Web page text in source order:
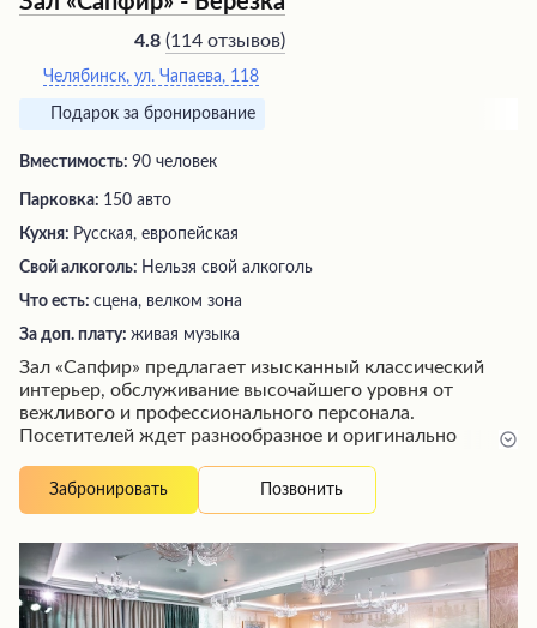
4.8 (114 отзывов)
Челябинск, ул. Чапаева, 118
Подарок за бронирование
Вместимость: 90 человек
Парковка: 150 авто
Кухня: Русская, европейская
Свой алкоголь: Нельзя свой алкоголь
Что есть: сцена, велком зона
За доп. плату: живая музыка
Зал «Сапфир» предлагает изысканный классический
интерьер, обслуживание высочайшего уровня от
вежливого и профессионального персонала.
Посетителей ждет разнообразное и оригинально
повара. Особого внимания заслуживает шведский стол
на завтрак с богатым выбором угощений, а также
престижного курорта. Гурманы и ценители комфорта
по достоинству оценят это заведение, предлагающее
безупречный сервис и блюда высокой кухни.
Забронировать Позвонить